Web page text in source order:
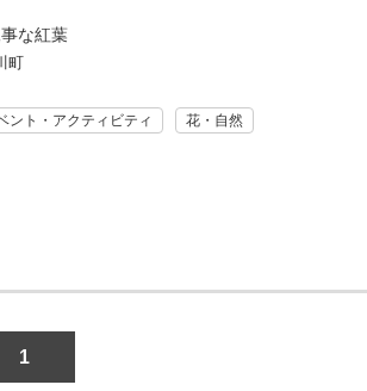
な紅葉
町
ント・アクティビティ 花・自然
1